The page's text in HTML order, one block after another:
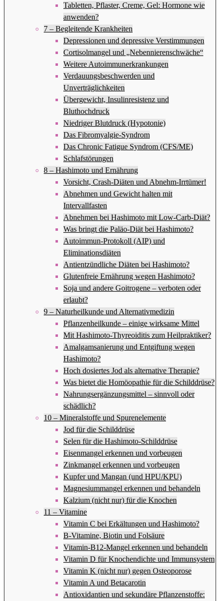
Tabletten, Pflaster, Creme, Gel: Hormone wie
anwenden?
7 – Begleitende Krankheiten
Depressionen und depressive Verstimmungen
Cortisolmangel und „Nebennierenschwäche“
Weitere Autoimmunerkrankungen
Verdauungsbeschwerden und
Unverträglichkeiten
Übergewicht, Insulinresistenz und
Bluthochdruck
Niedriger Blutdruck (Hypotonie)
Das Fibromyalgie-Syndrom
Das Chronic Fatigue Syndrom (CFS/ME)
Schlafstörungen
8 – Hashimoto und Ernährung
Vorsicht, Crash-Diäten und Abnehm-Irrtümer!
Abnehmen und Gewicht halten mit
Intervallfasten
Abnehmen bei Hashimoto mit Low-Carb-Diät?
Was bringt die Paläo-Diät bei Hashimoto?
Autoimmun-Protokoll (AIP) und
Eliminationsdiäten
Antientzündliche Diäten bei Hashimoto?
Glutenfreie Ernährung wegen Hashimoto?
Soja und andere Goitrogene – verboten oder
erlaubt?
9 – Naturheilkunde und Alternativmedizin
Pflanzenheilkunde – einige wirksame Mittel
Mit Hashimoto-Thyreoiditis zum Heilpraktiker?
Amalgamsanierung und Entgiftung wegen
Hashimoto?
Hoch dosiertes Jod als alternative Therapie?
Was bietet die Homöopathie für die Schilddrüse?
Nahrungsergänzungsmittel – sinnvoll oder
schädlich?
10 – Mineralstoffe und Spurenelemente
Jod für die Schilddrüse
Selen für die Hashimoto-Schilddrüse
Eisenmangel erkennen und vorbeugen
Zinkmangel erkennen und vorbeugen
Kupfer und Mangan (und HPU/KPU)
Magnesiummangel erkennen und behandeln
Kalzium (nicht nur) für die Knochen
11 – Vitamine
Vitamin C bei Erkältungen und Hashimoto?
B-Vitamine, Biotin und Folsäure
Vitamin-B12-Mangel erkennen und behandeln
Vitamin D für Knochendichte und Immunsystem
Vitamin K (nicht nur) gegen Osteoporose
Vitamin A und Betacarotin
Antioxidantien und sekundäre Pflanzenstoffe: